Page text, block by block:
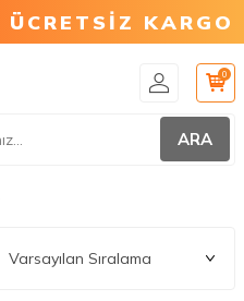
ÜCRETSİZ KARGO
ARA
0